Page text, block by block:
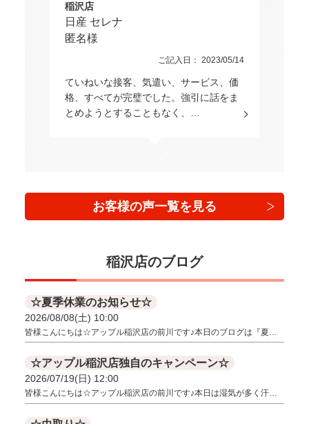
稲沢店
日産 セレナ
匿名様
ご記入日： 2023/05/14
ていねいな接客、気遣い、サービス、価
格、すべてが完璧でした。強引に話をま
とめようとすることもなく、…
お客様の声一覧を見る
稲沢店のブログ
☆夏季休業のお知らせ☆
2026/08/08(土) 10:00
皆様こんにちは☆アップル稲沢店の前川です♪本日のブログは『夏…
☆アップル稲沢店独自のキャンペーン☆
2026/07/19(日) 12:00
皆様こんにちは☆アップル稲沢店の前川です♪本日は湿気が多く汗…